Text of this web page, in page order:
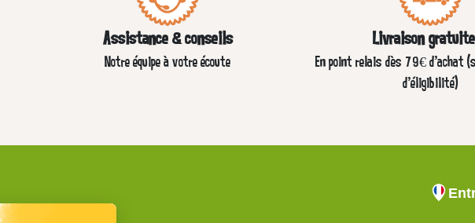
Assistance & conseils
Notre équipe à votre écoute
Livraison
En point relais dès 79€ d’achat
d'éligibilité)